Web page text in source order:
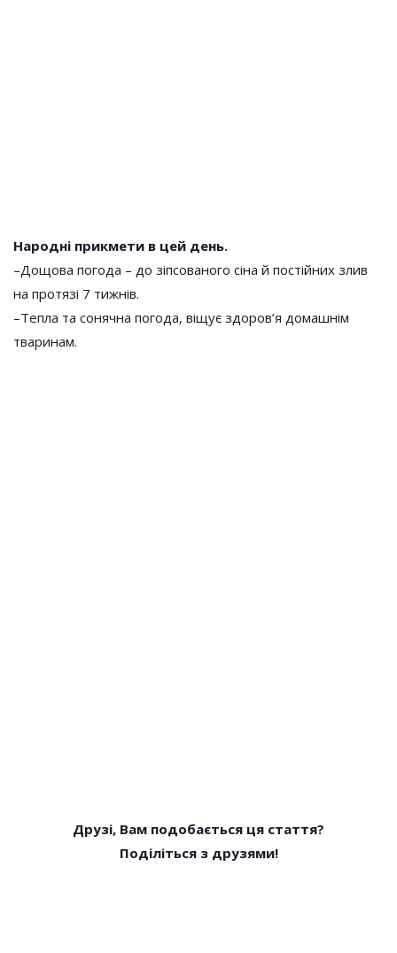
Народні прикмети в цей день.
–Дощова погода – до зіпсованого сіна й постійних злив
на протязі 7 тижнів.
–Тепла та сонячна погода, віщує здоров’я домашнім
тваринам.
Друзі, Вам подобається ця стаття?
Поділіться з друзями!